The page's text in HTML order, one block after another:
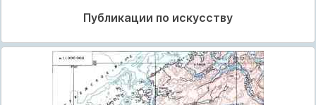
Публикации по искусству